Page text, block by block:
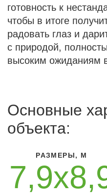
готовность к
чтобы в итоге
радовать глаз и
с природой,
высоким ожиданиям
Основные
объекта:
РАЗМЕРЫ, М